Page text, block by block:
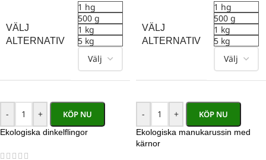
VÄLJ
ALTERNATIV
1 hg
500 g
1 kg
5 kg
- + KÖP NU
Ekologiska dinkelflingor
VÄLJ
ALTERNATIV
1 hg
500 g
1 kg
5 kg
- + KÖP NU
Ekologiska manukarussin med
kärnor